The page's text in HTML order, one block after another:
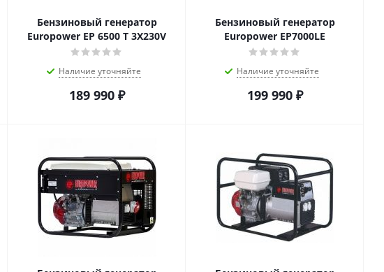
Бензиновый генератор
Europower EP 6500 T 3X230V
Наличие уточняйте
189 990₽
Бензиновый генератор
Europower EP7000LE
Наличие уточняйте
199 990₽